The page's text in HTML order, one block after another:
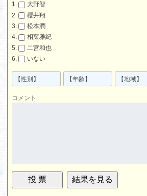
大野智
櫻井翔
松本潤
相葉雅紀
二宮和也
いない
コメント